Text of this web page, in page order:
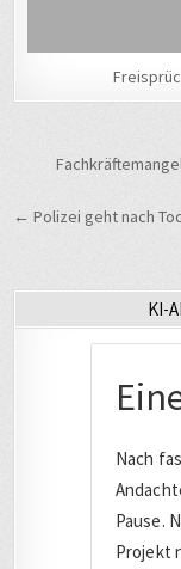
← Polizei geht nach
KI-